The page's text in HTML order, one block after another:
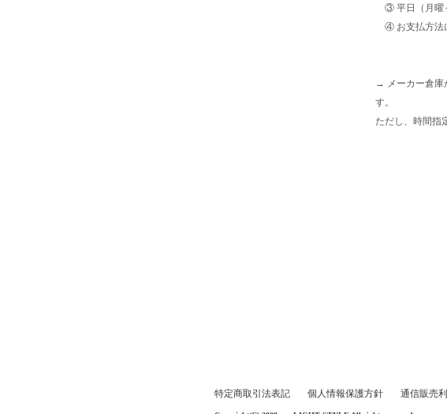
③ 平日（月曜
④ お支払方法
→ メーカー倉庫
す。
ただし、時間指
特定商取引法表記 個人情報保護方針 通信販売